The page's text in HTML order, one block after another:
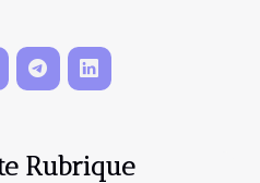
Rubrique